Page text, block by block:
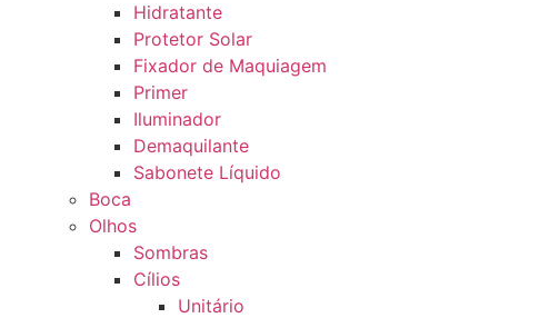
Hidratante
Protetor Solar
Fixador de Maquiagem
Primer
Iluminador
Demaquilante
Sabonete Líquido
Boca
Olhos
Sombras
Cílios
Unitário